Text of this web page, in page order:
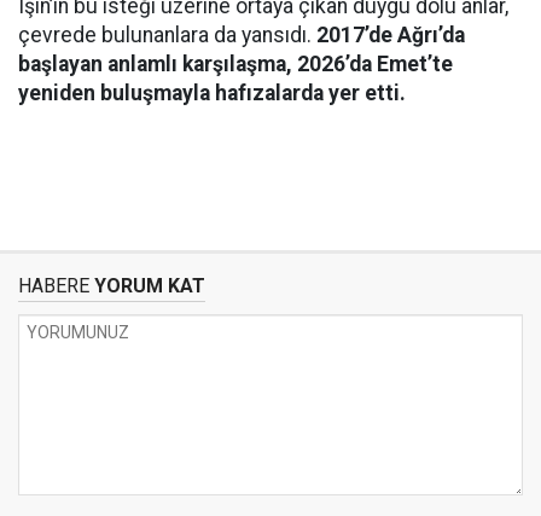
Işın’ın bu isteği üzerine ortaya çıkan duygu dolu anlar,
çevrede bulunanlara da yansıdı. 2017’de Ağrı’da
başlayan anlamlı karşılaşma, 2026’da Emet’te
yeniden buluşmayla hafızalarda yer etti.
HABERE YORUM KAT